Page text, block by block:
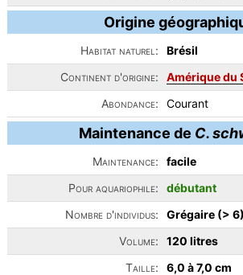
Origine
Habitat naturel:
Brésil
Continent d'origine:
Amérique du
Abondance:
Courant
Maintenance de C.
Maintenance:
facile
Pour aquariophile:
débutant
Nombre d'individus:
Grégaire (> 6)
Volume:
120 litres
Taille:
6,0 à 7,0 cm